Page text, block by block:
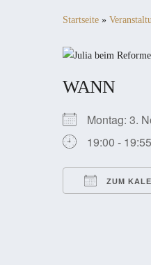
Startseite »
WANN
Montag: 3.
19:00 - 19:55
ZUM